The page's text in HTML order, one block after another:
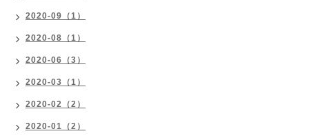
2020-09（1）
2020-08（1）
2020-06（3）
2020-03（1）
2020-02（2）
2020-01（2）